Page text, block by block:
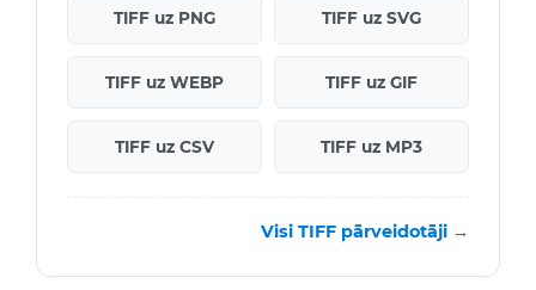
TIFF uz PNG TIFF uz SVG
TIFF uz WEBP TIFF uz GIF
TIFF uz CSV TIFF uz MP3
Visi TIFF pārveidotāji →